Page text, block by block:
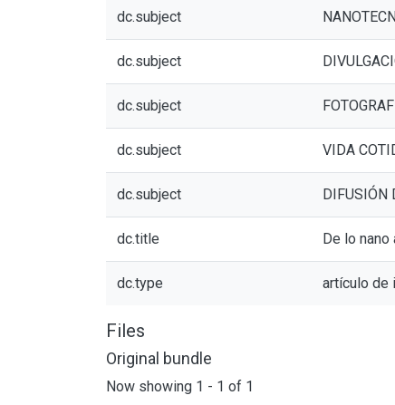
dc.subject
dc.subject
dc.subject
dc.subject VIDA
dc.subject DIFUSIÓN
dc.title De lo
dc.type artículo de
Files
Original bundle
Now showing 1 - 1 of 1